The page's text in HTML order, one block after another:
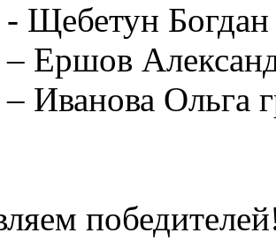
- Щебетун
– Ершов
– Иванова Ольга